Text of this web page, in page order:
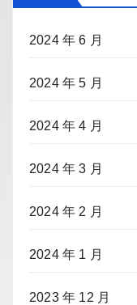
2024 年 6 月
2024 年 5 月
2024 年 4 月
2024 年 3 月
2024 年 2 月
2024 年 1 月
2023 年 12 月